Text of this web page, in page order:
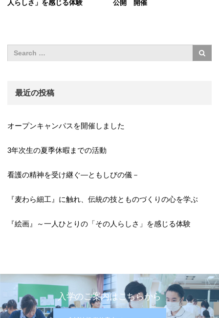
人らしさ」を感じる体験
公開 開催
最近の投稿
オープンキャンパスを開催しました
3年次生の夏季休暇までの活動
看護の精神を受け継ぐ―ともしびの儀－
『麦わら細工』に触れ、伝統の技とものづくりの心を学ぶ
『絵画』～一人ひとりの「その人らしさ」を感じる体験
入学のご案内はこちらから